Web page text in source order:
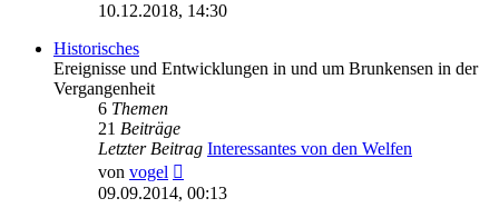
Beitrag
10.12.2018, 14:30
Historisches
Ereignisse und Entwicklungen in und um Brunkensen in der
Vergangenheit
6 Themen
21 Beiträge
Letzter Beitrag Interessantes von den Welfen
von vogel
Beitrag
09.09.2014, 00:13